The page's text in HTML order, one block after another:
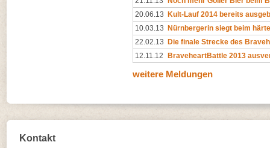
20.06.13 Kult-Lauf 2014 bereits
10.03.13 Nürnbergerin siegt beim
22.02.13 Die finale Strecke des
12.11.12 BraveheartBattle 2013
weitere Meldungen
Kontakt